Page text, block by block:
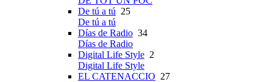
De tú a tú 25
De tú a tú
Días de Radio 34
Días de Radio
Digital Life Style 2
Digital Life Style
EL CATENACCIO 27